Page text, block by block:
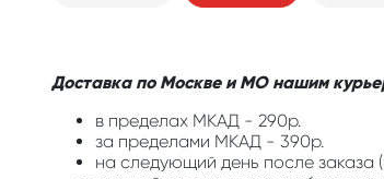
Доставка по Москве и МО нашим
в пределах МКАД - 290р.
за пределами МКАД - 390р.
на следующий день после заказа